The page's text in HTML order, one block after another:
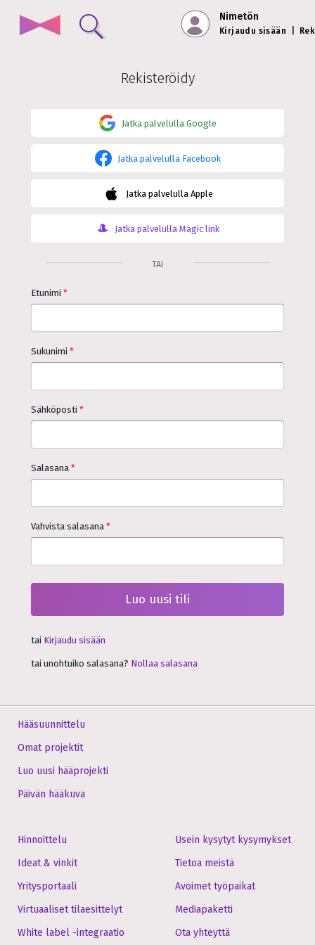
Nimetön
Kirjaudu sisään
Rekisteröidy
Jatka palvelullaGoogle
Jatka palvelullaFacebook
Jatka palvelullaApple
Jatka palvelullaMagic link
TAI
Etunimi *
Sukunimi *
Sähköposti *
Salasana *
Vahvista salasana *
Luo uusi tili
tai Kirjaudu sisään
tai unohtuiko salasana? Nollaa salasana
Hääsuunnittelu
Omat projektit
Luo uusi hääprojekti
Päivän hääkuva
Hinnoittelu
Ideat & vinkit
Yritysportaali
Virtuaaliset tilaesittelyt
White label -integraatio
Usein kysytyt kysymykset
Tietoa meistä
Avoimet työpaikat
Mediapaketti
Ota yhteyttä